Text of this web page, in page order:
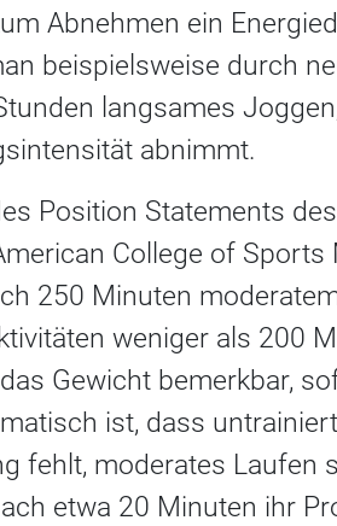
Abnehmen ein
beispielsweise durch
langsames
abnimmt.
Position Statements
College of
250 Minuten
weniger als 200
Gewicht bemerkbar,
ist, dass
fehlt, moderates Laufen
etwa 20 Minuten ihr